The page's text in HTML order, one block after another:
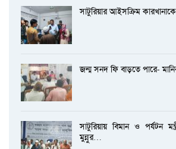
সাটুরিয়ার আইসক্রিম
জন্ম সনদ ফি বাড়তে পারে-
সাটুরিয়ায় বিমান ও পর্যটন
মুন্নুর…